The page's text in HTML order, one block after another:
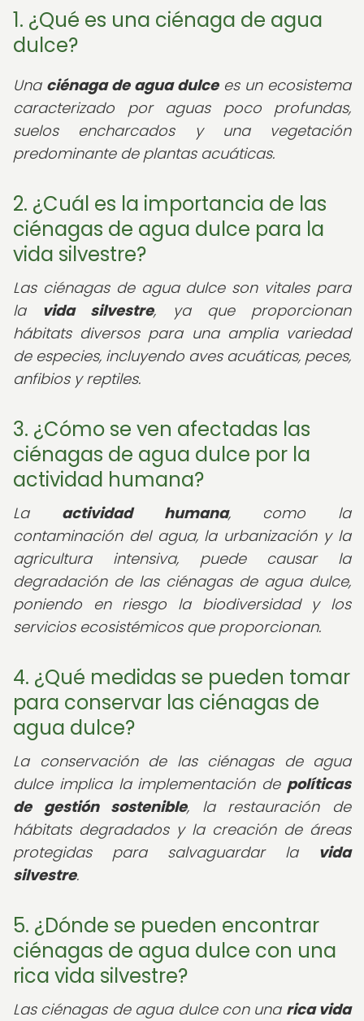
1. ¿Qué es una ciénaga de agua
dulce?
Una ciénaga de agua dulcees un ecosistema
caracterizado por aguas poco profundas,
suelos encharcados y una vegetación
predominante de plantas acuáticas.
2. ¿Cuál es la importancia de las
ciénagas de agua dulce para la
vida silvestre?
Las ciénagas de agua dulce son vitales para
la vida silvestre, ya que proporcionan
hábitats diversos para una amplia variedad
de especies, incluyendo aves acuáticas, peces,
anfibios y reptiles.
3. ¿Cómo se ven afectadas las
ciénagas de agua dulce por la
actividad humana?
La actividad humana, como la
contaminación del agua, la urbanización y la
agricultura intensiva, puede causar la
degradación de las ciénagas de agua dulce,
poniendo en riesgo la biodiversidad y los
servicios ecosistémicos que proporcionan.
4. ¿Qué medidas se pueden tomar
para conservar las ciénagas de
agua dulce?
La conservación de las ciénagas de agua
dulce implica la implementación de políticas
de gestión sostenible, la restauración de
hábitats degradados y la creación de áreas
protegidas para salvaguardar la vida
silvestre.
5. ¿Dónde se pueden encontrar
ciénagas de agua dulce con una
rica vida silvestre?
Las ciénagas de agua dulce con una rica vida